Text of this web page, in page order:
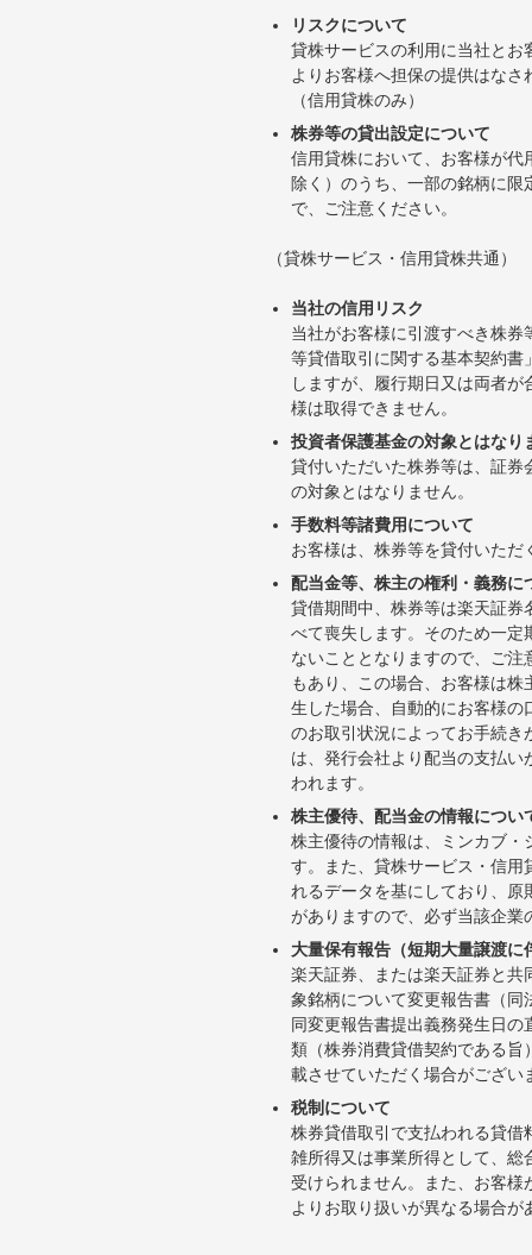
リスクについて
貸株サービスの利用に当社と
よりお客様へ担保の提供はな
（信用貸株のみ）
株券等の貸出設定について
信用貸株において、お客様が
除く）のうち、一部の銘柄に
で、ご注意ください。
（貸株サービス・信用貸株共通）
当社の信用リスク
当社がお客様に引渡すべき株
等貸借取引に関する基本契約
しますが、履行期日又は両者
様は取得できません。
投資者保護基金の対象とはなり
貸付いただいた株券等は、証
の対象とはなりません。
手数料等諸費用について
お客様は、株券等を貸付いた
配当金等、株主の権利・義務に
貸借期間中、株券等は楽天証
べて喪失します。そのため一
ないこととなりますので、ご
もあり、この場合、お客様は
生した場合、自動的にお客様
のお取引状況によってお手続
は、発行会社より配当の支払
われます。
株主優待、配当金の情報につい
株主優待の情報は、ミンカブ
す。また、貸株サービス・信
れるデータを基にしており、
がありますので、必ず当該企
大量保有報告（短期大量譲渡
楽天証券、または楽天証券と
象銘柄について変更報告書（
同変更報告書提出義務発生日
類（株券消費貸借契約である
載させていただく場合がござ
税制について
株券貸借取引で支払われる貸
雑所得又は事業所得として、
受けられません。また、お客
よりお取り扱いが異なる場合